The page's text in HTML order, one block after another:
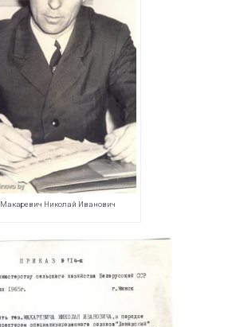
Макаревич Николай Иванович